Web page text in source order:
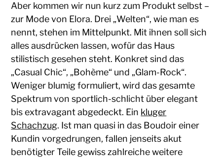
Aber kommen wir nun kurz zum Produkt selbst –
zur Mode von Elora. Drei „Welten“, wie man es
nennt, stehen im Mittelpunkt. Mit ihnen soll sich
alles ausdrücken lassen, wofür das Haus
stilistisch gesehen steht. Konkret sind das
„Casual Chic“, „Bohème“ und „Glam-Rock“.
Weniger blumig formuliert, wird das gesamte
Spektrum von sportlich-schlicht über elegant
bis extravagant abgedeckt. Ein kluger
Schachzug. Ist man quasi in das Boudoir einer
Kundin vorgedrungen, fallen jenseits akut
benötigter Teile gewiss zahlreiche weitere